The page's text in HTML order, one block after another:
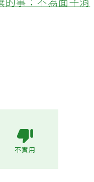
的事：不為面子消